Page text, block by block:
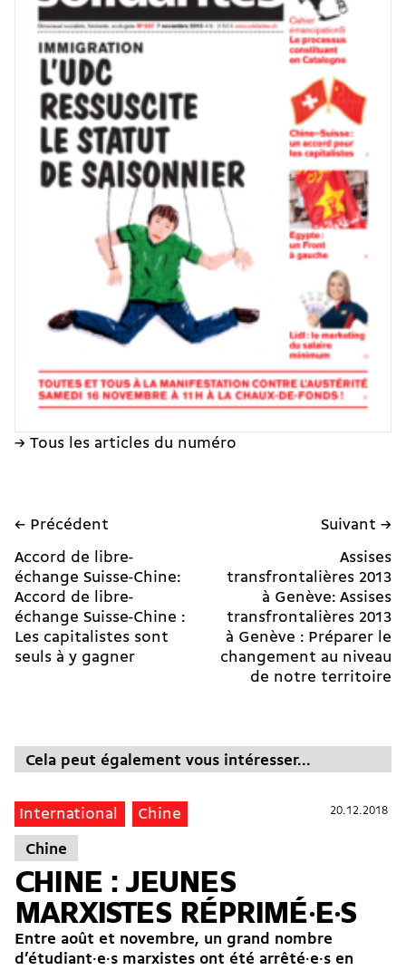
→ Tous les articles du numéro
← Précédent
Accord de libre-
échange Suisse-Chine:
Accord de libre-
échange Suisse-Chine :
Les capitalistes sont
seuls à y gagner
Suivant →
Assises
transfrontalières 2013
à Genève: Assises
transfrontalières 2013
à Genève : Préparer le
changement au niveau
de notre territoire
Cela peut également vous intéresser...
20.12.2018
International Chine 20.12.2018
Chine
CHINE : JEUNES
MARXISTES RÉPRIMÉ·E·S
Entre août et novembre, un grand nombre
d’étudiant·e·s marxistes ont été arrêté·e·s en